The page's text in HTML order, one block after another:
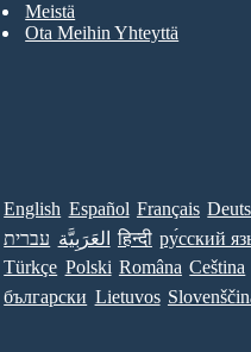
Meistä
Ota Meihin Yhteyttä
English Español Français
עברית العَرَبِيَّة हिन्दी ру́сский
Türkçe Polski Româna Ceština
български Lietuvos